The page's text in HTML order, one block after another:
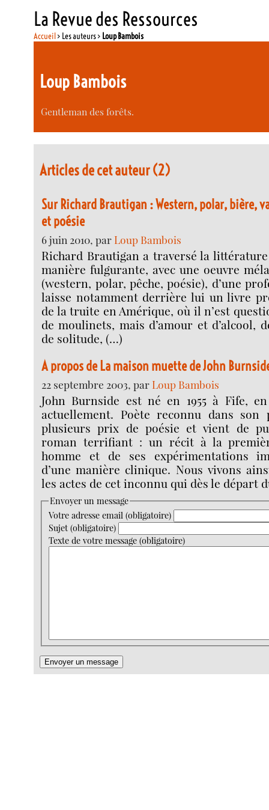
La Revue des Ressources
Accueil> Les auteurs > Loup Bambois
Loup Bambois
Gentleman des forêts.
Articles de cet auteur (2)
Sur Richard Brautigan : Western, polar, bière,
et poésie
6 juin 2010, parLoup Bambois
Richard Brautigan a traversé la
manière fulgurante, avec une oeuvre
(western, polar, pêche, poésie), d’une
laisse notamment derrière lui un livre
de la truite en Amérique, où il n’est
de moulinets, mais d’amour et d’alcool,
de solitude, (…)
A propos de La maison muette de John
22 septembre 2003, parLoup Bambois
John Burnside est né en 1955 à Fife,
actuellement. Poète reconnu dans
plusieurs prix de poésie et vient de
roman terrifiant : un récit à la
homme et de ses expérimentations
d’une manière clinique. Nous vivons
les actes de cet inconnu qui dès le départ
Envoyer un message
Votre adresse email (obligatoire)
Sujet (obligatoire)
Texte de votre message (obligatoire)